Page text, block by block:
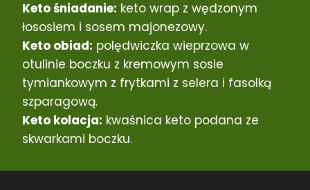
Keto śniadanie: keto wrap z wędzonym
łososiem i sosem majonezowy.
Keto obiad: polędwiczka wieprzowa w
otulinie boczku z kremowym sosie
tymiankowym z frytkami z selera i fasolką
szparagową.
Keto kolacja: kwaśnica keto podana ze
skwarkami boczku.